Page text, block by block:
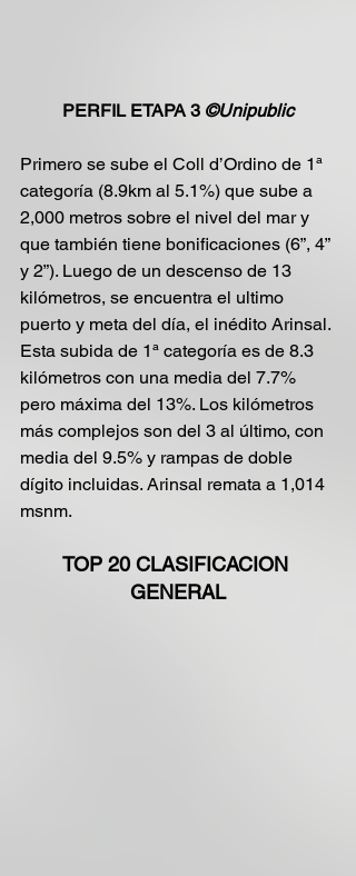
PERFIL ETAPA 3 ©Unipublic
Primero se sube el Coll d’Ordino de 1ª
categoría (8.9km al 5.1%) que sube a
2,000 metros sobre el nivel del mar y
que también tiene bonificaciones (6”, 4”
y 2”). Luego de un descenso de 13
kilómetros, se encuentra el ultimo
puerto y meta del día, el inédito Arinsal.
Esta subida de 1ª categoría es de 8.3
kilómetros con una media del 7.7%
pero máxima del 13%. Los kilómetros
más complejos son del 3 al último, con
media del 9.5% y rampas de doble
dígito incluidas. Arinsal remata a 1,014
msnm.
TOP 20 CLASIFICACION
GENERAL